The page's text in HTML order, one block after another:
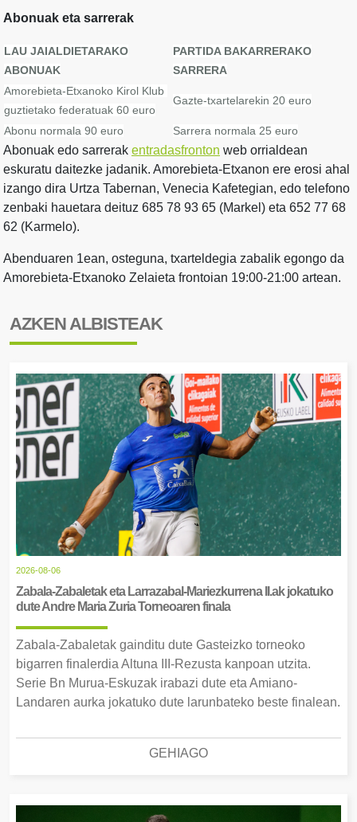
Abonuak eta sarrerak
LAU JAIALDIETARAKO
ABONUAK
PARTIDA BAKARRERAKO
SARRERA
Amorebieta-Etxanoko Kirol Klub
guztietako federatuak 60 euro
Gazte-txartelarekin 20 euro
Abonu normala 90 euro Sarrera normala 25 euro
Abonuak edo sarrerak entradasfronton web orrialdean
eskuratu daitezke jadanik. Amorebieta-Etxanon ere erosi ahal
izango dira Urtza Tabernan, Venecia Kafetegian, edo telefono
zenbaki hauetara deituz 685 78 93 65 (Markel) eta 652 77 68
62 (Karmelo).
Abenduaren 1ean, osteguna, txarteldegia zabalik egongo da
Amorebieta-Etxanoko Zelaieta frontoian 19:00-21:00 artean.
AZKEN ALBISTEAK
2026-08-06
Zabala-Zabaletak eta Larrazabal-Mariezkurrena II.ak jokatuko
dute Andre Maria Zuria Torneoaren finala
Zabala-Zabaletak gainditu dute Gasteizko torneoko
bigarren finalerdia Altuna III-Rezusta kanpoan utzita.
Serie Bn Murua-Eskuzak irabazi dute eta Amiano-
Landaren aurka jokatuko dute larunbateko beste finalean.
GEHIAGO